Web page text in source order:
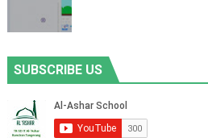
SUBSCRIBE US